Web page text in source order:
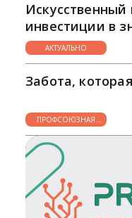
инвестиции в
АКТУАЛЬНО
Забота,
ПРОФСОЮЗНАЯ
ЖИЗНЬ